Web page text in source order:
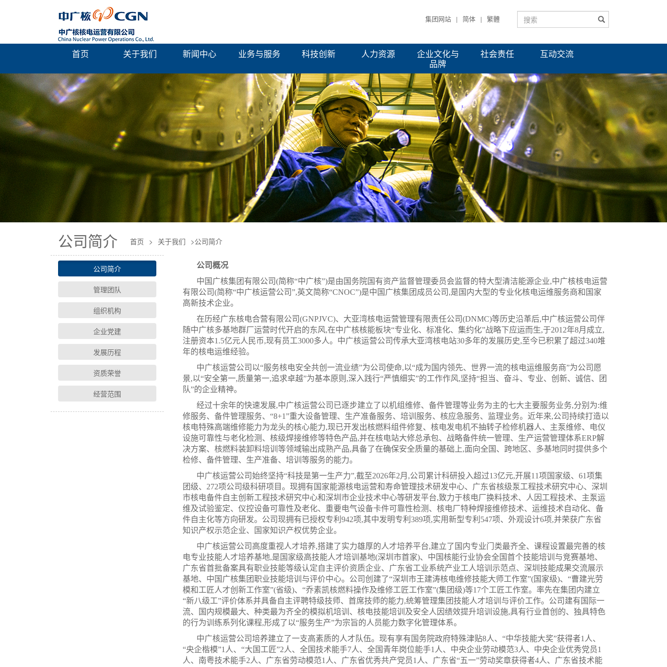
集团网站 | 简体 | 繁體
首页 关于我们 新闻中心 业务与服务 科技创新 人力资源
企业文化与
品牌
社会责任 互动交流
公司简介 首页 > 关于我们 >公司简介
公司简介
管理团队
组织机构
企业党建
发展历程
资质荣誉
经营范围
公司概况
中国广核集团有限公司(简称“中广核”)是由国务院国有资产监督管理委员会监督的特大型清洁能源企业,中广核核电运营
有限公司(简称“中广核运营公司”,英文简称“CNOC”)是中国广核集团成员公司,是国内大型的专业化核电运维服务商和国家
高新技术企业。
在历经广东核电合营有限公司(GNPJVC)、大亚湾核电运营管理有限责任公司(DNMC)等历史沿革后,中广核运营公司伴
随中广核多基地群厂运营时代开启的东风,在中广核核能板块“专业化、标准化、集约化”战略下应运而生,于2012年8月成立,
注册资本1.5亿元人民币,现有员工3000多人。中广核运营公司传承大亚湾核电站30多年的发展历史,至今已积累了超过340堆
年的核电运维经验。
中广核运营公司以“服务核电安全共创一流业绩”为公司使命,以“成为国内领先、世界一流的核电运维服务商”为公司愿
景,以“安全第一,质量第一,追求卓越”为基本原则,深入践行“严慎细实”的工作作风,坚持“担当、奋斗、专业、创新、诚信、团
队”的企业精神。
经过十余年的快速发展,中广核运营公司已逐步建立了以机组维修、备件管理等业务为主的七大主要服务业务,分别为:维
修服务、备件管理服务、“8+1”重大设备管理、生产准备服务、培训服务、核应急服务、监理业务。近年来,公司持续打造以
核电特殊高端维修能力为龙头的核心能力,现已开发出核燃料组件修复、核电发电机不抽转子检修机器人、主泵维修、电仪
设施可靠性与老化检测、核级焊接维修等特色产品,并在核电站大修总承包、战略备件统一管理、生产运营管理体系ERP解
决方案、核燃料装卸料培训等领域输出成熟产品,具备了在确保安全质量的基础上,面向全国、跨地区、多基地同时提供多个
检修、备件管理、生产准备、培训等服务的能力。
中广核运营公司始终坚持“科技是第一生产力”,截至2026年2月,公司累计科研投入超过13亿元,开展11项国家级、61项集
团级、272项公司级科研项目。现拥有国家能源核电运营和寿命管理技术研发中心、广东省核级泵工程技术研究中心、深圳
市核电备件自主创新工程技术研究中心和深圳市企业技术中心等研发平台,致力于核电厂换料技术、人因工程技术、主泵运
维及试验鉴定、仪控设备可靠性及老化、重要电气设备卡件可靠性检测、核电厂特种焊接维修技术、运维技术自动化、备
件自主化等方向研发。公司现拥有已授权专利942项,其中发明专利389项,实用新型专利547项、外观设计6项,并荣获广东省
知识产权示范企业、国家知识产权优势企业。
中广核运营公司高度重视人才培养,搭建了实力雄厚的人才培养平台,建立了国内专业门类最齐全、课程设置最完善的核
电专业技能人才培养基地,是国家级高技能人才培训基地(深圳市首家)、中国核能行业协会全国首个技能培训与竞赛基地、
广东省首批备案具有职业技能等级认定自主评价资质企业、广东省工业系统产业工人培训示范点、深圳技能成果交流展示
基地、中国广核集团职业技能培训与评价中心。公司创建了“深圳市王建涛核电维修技能大师工作室”(国家级)、“曹建光劳
模和工匠人才创新工作室”(省级)、“乔素凯核燃料操作及维修工匠工作室”(集团级)等17个工匠工作室。率先在集团内建立
“新八级工”评价体系并具备自主评聘特级技师、首席技师的能力,统筹管理集团技能人才培训与评价工作。公司建有国际一
流、国内规模最大、种类最为齐全的模拟机培训、核电技能培训及安全人因绩效提升培训设施,具有行业首创的、独具特色
的行为训练系列化课程,形成了以“服务生产”为宗旨的人员能力数字化管理体系。
中广核运营公司培养建立了一支高素质的人才队伍。现有享有国务院政府特殊津贴8人、“中华技能大奖”获得者1人、
“央企楷模”1人、“大国工匠”2人、全国技术能手7人、全国青年岗位能手1人、中央企业劳动模范3人、中央企业优秀党员1
人、南粤技术能手2人、广东省劳动模范1人、广东省优秀共产党员1人、广东省“五一”劳动奖章获得者4人、广东省技术能